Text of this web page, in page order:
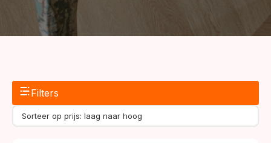
Filters